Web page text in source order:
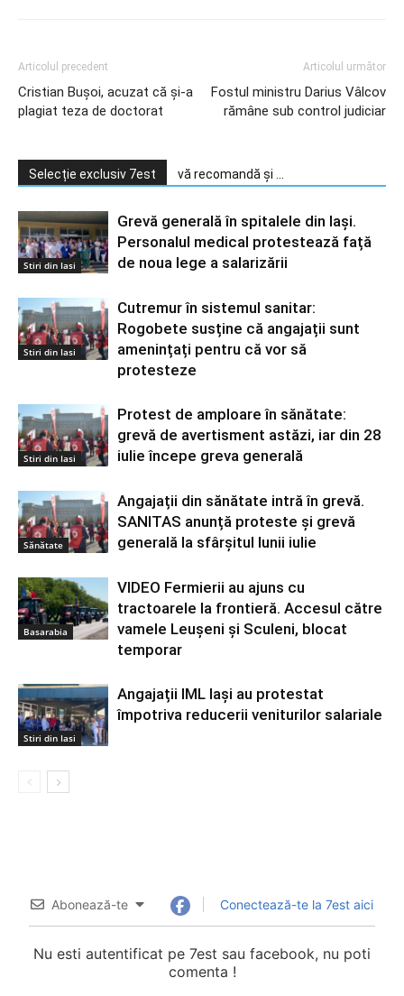
Articolul precedent
Cristian Bușoi, acuzat că și-a
plagiat teza de doctorat
Articolul următor
Fostul ministru Darius Vâlcov
rămâne sub control judiciar
Selecție exclusiv 7est vă recomandă și ...
Stiri din Iasi
Grevă generală în spitalele din Iași.
Personalul medical protestează față
de noua lege a salarizării
Stiri din Iasi
Cutremur în sistemul sanitar:
Rogobete susține că angajații sunt
amenințați pentru că vor să
protesteze
Stiri din Iasi
Protest de amploare în sănătate:
grevă de avertisment astăzi, iar din 28
iulie începe greva generală
Sănătate
Angajații din sănătate intră în grevă.
SANITAS anunță proteste și grevă
generală la sfârșitul lunii iulie
Basarabia
VIDEO Fermierii au ajuns cu
tractoarele la frontieră. Accesul către
vamele Leușeni și Sculeni, blocat
temporar
Stiri din Iasi
Angajații IML Iași au protestat
împotriva reducerii veniturilor salariale
Abonează-te Conectează-te la 7est aici
Nu esti autentificat pe 7est sau facebook, nu poti
comenta !